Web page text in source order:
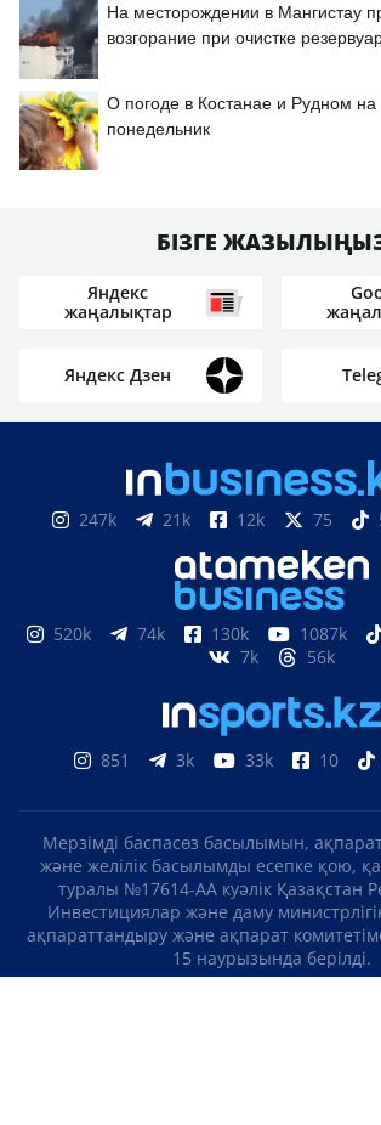
На месторождении в Мангистау
возгорание при очистке
О погоде в Костанае и Рудном на
понедельник
БІЗГЕ
Яндекс
жаңалықтар
Яндекс Дзен
247k 21k 12k 75
520k 74k 130k 1087k
7k
56k
851 3k 33k 10
Мерзімді баспасөз басылымын,
және желілік басылымды есепке қою,
туралы №17614-АА куәлік Қазақстан
Инвестициялар және даму
ақпараттандыру және ақпарат
15 наурызында берілді.